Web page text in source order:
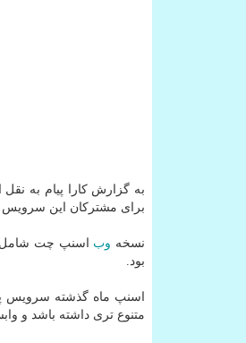
به گزارش کارا پیام به
برای مشترکان این سرویس
نسخه وب
بود.
متنوع تری داشته باشد و